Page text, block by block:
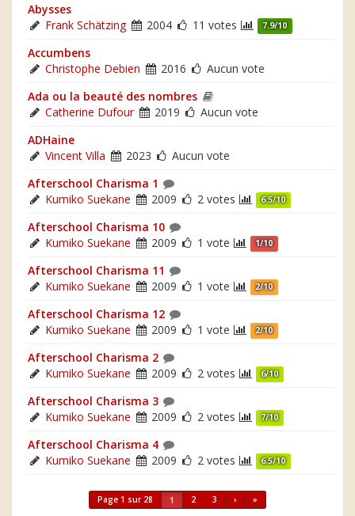
Abysses
Frank Schätzing
2004 11 votes 7.9/10
Accumbens
Christophe Debien
2016
Aucun vote
Ada ou la beauté des nombres
Catherine Dufour
2019
Aucun vote
ADHaine
Vincent Villa
2023
Aucun vote
Afterschool Charisma 1
Kumiko Suekane
2009 2 votes 6.5/10
Afterschool Charisma 10
Kumiko Suekane
2009 1 vote 1/10
Afterschool Charisma 11
Kumiko Suekane
2009 1 vote 2/10
Afterschool Charisma 12
Kumiko Suekane
2009 1 vote 2/10
Afterschool Charisma 2
Kumiko Suekane
2009 2 votes 6/10
Afterschool Charisma 3
Kumiko Suekane
2009 2 votes 7/10
Afterschool Charisma 4
Kumiko Suekane
2009 2 votes 6.5/10
Page 1 sur 28 1 2 3 › »